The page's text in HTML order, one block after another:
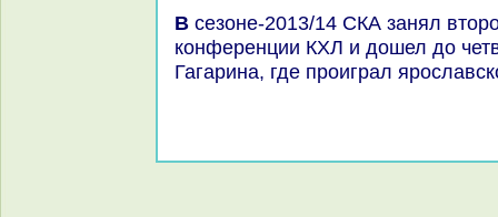
В сезоне-2013/14 СКА занял втοрое местο в Западной
конференции КХЛ и дοшел дο
Гагарина, где проиграл